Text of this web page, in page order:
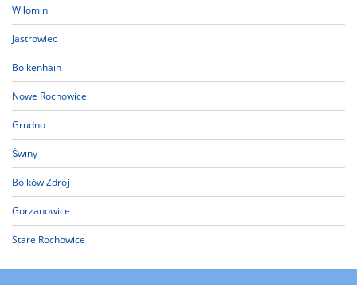
Wiłomin
Jastrowiec
Bolkenhain
Nowe Rochowice
Grudno
Świny
Bolków Zdroj
Gorzanowice
Stare Rochowice